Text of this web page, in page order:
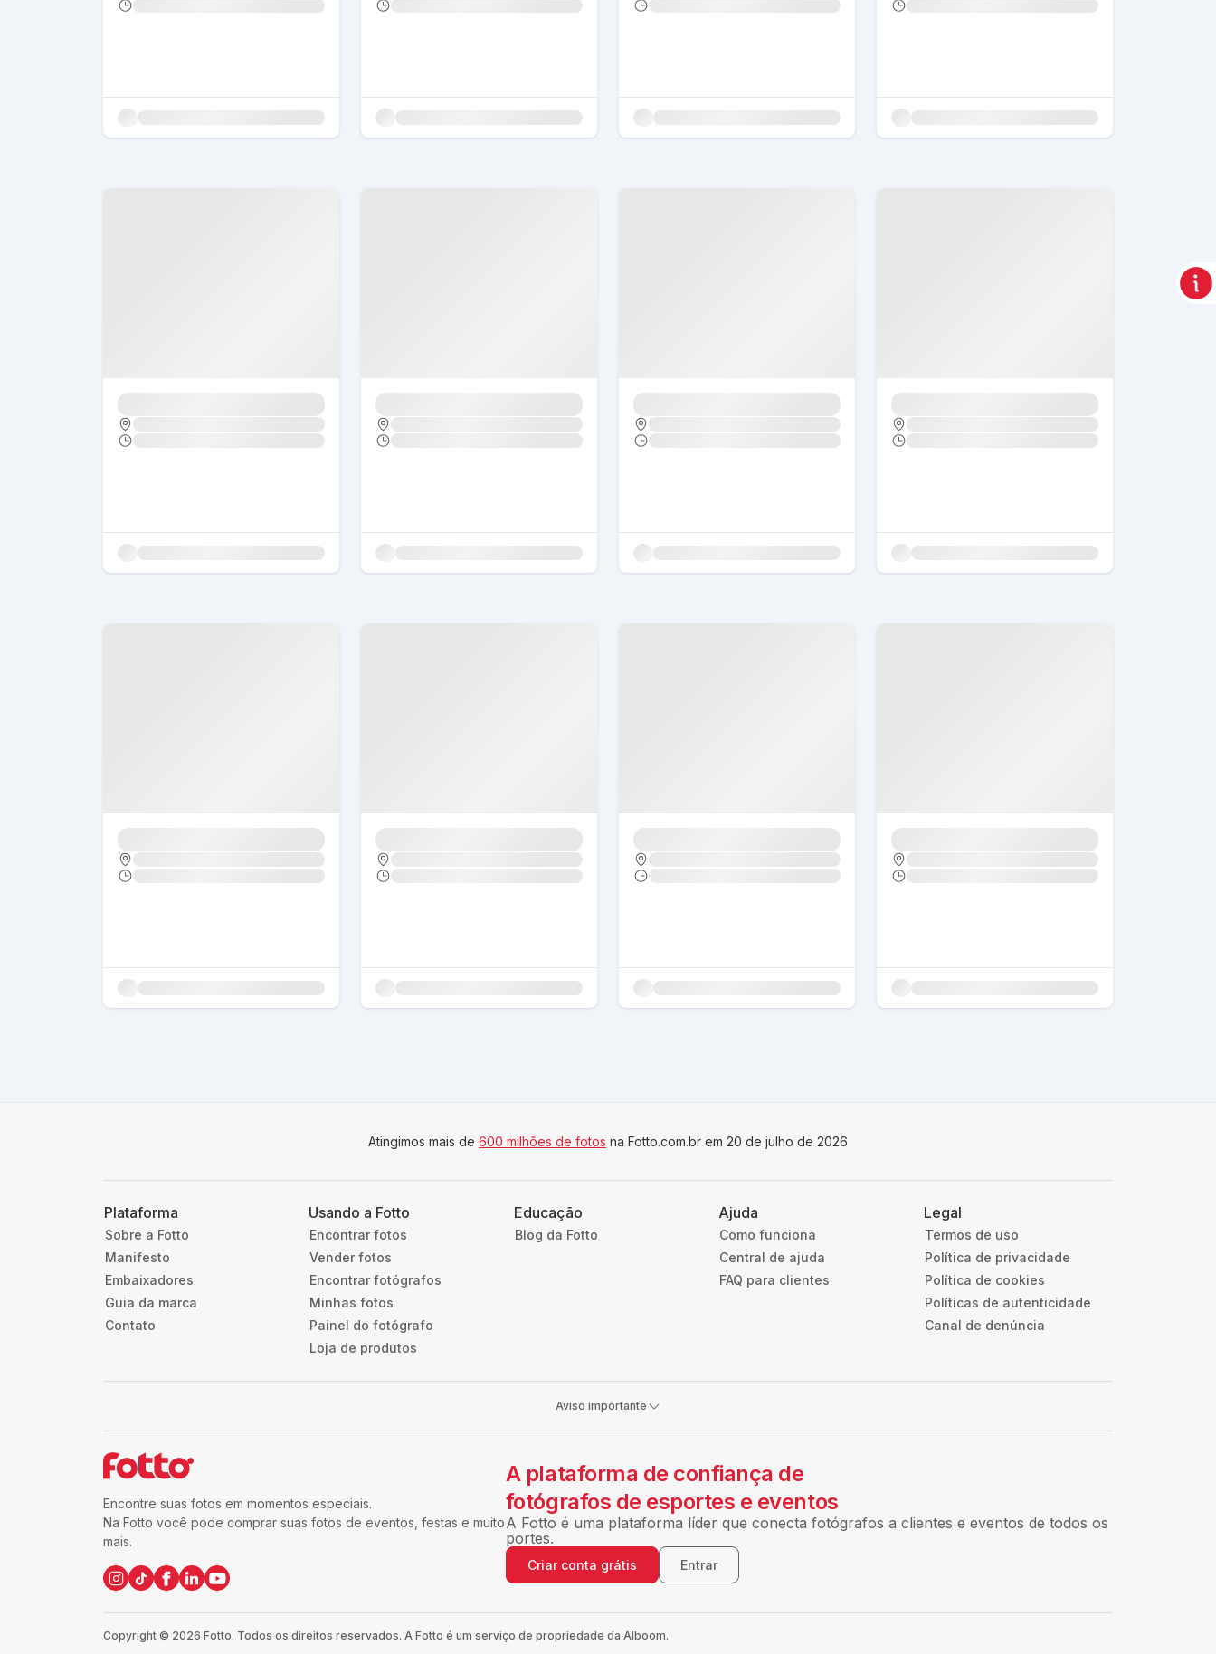
Atingimos mais de 600 milhões de fotos na Fotto.com.br em 20 de julho de 2026
Plataforma
Sobre a Fotto
Manifesto
Embaixadores
Guia da marca
Contato
Usando a Fotto
Encontrar fotos
Vender fotos
Encontrar fotógrafos
Minhas fotos
Painel do fotógrafo
Loja de produtos
Educação
Blog da Fotto
Ajuda
Como funciona
Central de ajuda
FAQ para clientes
Legal
Termos de uso
Política de privacidade
Política de cookies
Políticas de autenticidade
Canal de denúncia
Aviso importante
Encontre suas fotos em momentos especiais.
Na Fotto você pode comprar suas fotos de eventos, festas e muito
mais.
A plataforma de confiança de
fotógrafos de esportes e eventos
A Fotto é uma plataforma líder que conecta fotógrafos a clientes e eventos de todos os
portes.
Criar conta grátis Entrar
Copyright © 2026 Fotto. Todos os direitos reservados. A Fotto é um serviço de propriedade da Alboom.